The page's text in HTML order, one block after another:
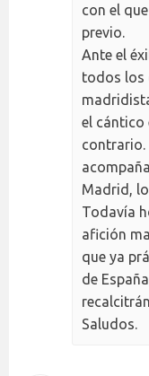
con el
previo.
Ante el
todos los
el cántico
contrario.
Madrid,
Todavía
afición
que ya
de
Saludos.